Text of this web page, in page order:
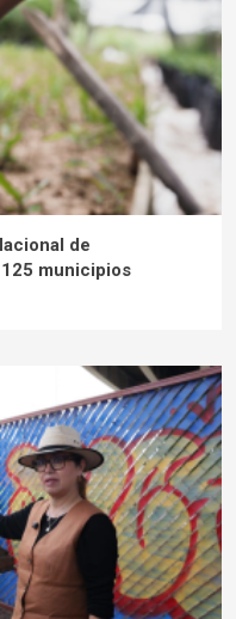
de
municipios